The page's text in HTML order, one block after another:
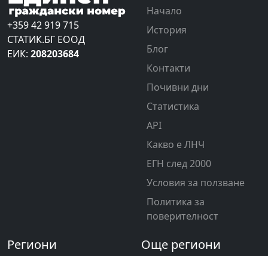
+359 42 919 715
СТАТИК.БГ ЕООД
ЕИК: 208203684
Начало
История
Блог
Контакти
Почивни дни
Статистика
API
Какво е ЛНЧ
ЕГН след 2000
Условия за ползване
Политика за
поверителност
Региони Още региони